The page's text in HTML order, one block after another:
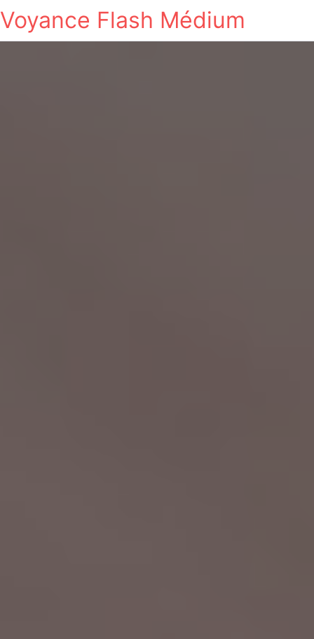
Voyance Flash Médium